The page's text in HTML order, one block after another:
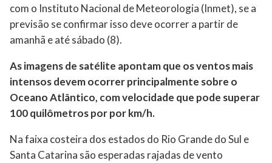
com o Instituto Nacional de Meteorologia (Inmet), se a
previsão se confirmar isso deve ocorrer a partir de
amanhã e até sábado (8).
As imagens de satélite apontam que os ventos mais
intensos devem ocorrer principalmente sobre o
Oceano Atlântico, com velocidade que pode superar
100 quilômetros por por km/h.
Na faixa costeira dos estados do Rio Grande do Sul e
Santa Catarina são esperadas rajadas de vento